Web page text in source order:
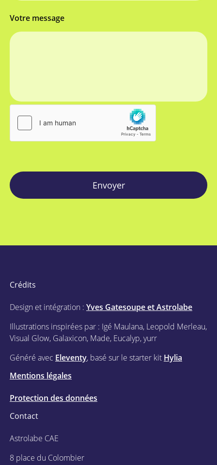
Votre message
Envoyer
Crédits
Design et intégration : Yves Gatesoupe et Astrolabe
Illustrations inspirées par : Igé Maulana, Leopold Merleau,
Visual Glow, Galaxicon, Made, Eucalyp, yurr
Généré avec Eleventy, basé sur le starter kit Hylia
Mentions légales
Protection des données
Contact
Astrolabe CAE
8 place du Colombier